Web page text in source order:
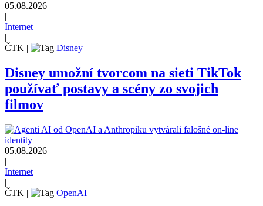
05.08.2026
|
Internet
|
ČTK | Disney
Disney umožní tvorcom na sieti TikTok
používať postavy a scény zo svojich
filmov
05.08.2026
|
Internet
|
ČTK | OpenAI